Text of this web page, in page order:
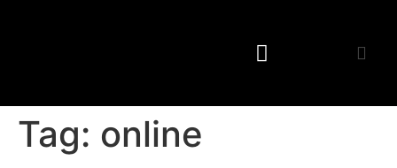
Tag: online